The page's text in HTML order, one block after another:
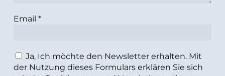
Email *
Ja, Ich möchte den Newsletter erhalten. Mit
der Nutzung dieses Formulars erklären Sie sich